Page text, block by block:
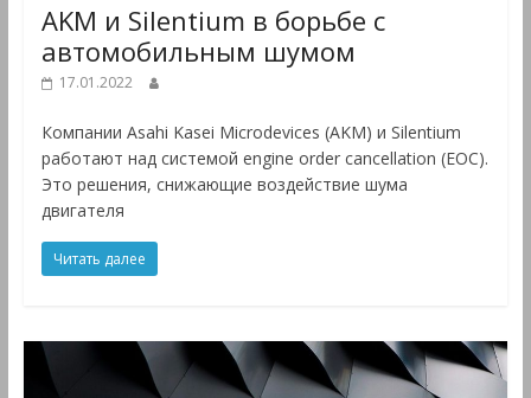
AKM и Silentium в борьбе с
автомобильным шумом
17.01.2022
Компании Asahi Kasei Microdevices (AKM) и Silentium
работают над системой engine order cancellation (EOC).
Это решения, снижающие воздействие шума
двигателя
Читать далее